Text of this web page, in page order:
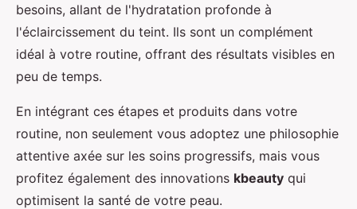
besoins, allant de l'hydratation profonde à
l'éclaircissement du teint. Ils sont un complément
idéal à votre routine, offrant des résultats visibles en
peu de temps.
En intégrant ces étapes et produits dans votre
routine, non seulement vous adoptez une philosophie
attentive axée sur les soins progressifs, mais vous
profitez également des innovations kbeauty qui
optimisent la santé de votre peau.